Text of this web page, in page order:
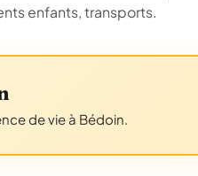
enfants, transports.
de vie à Bédoin.